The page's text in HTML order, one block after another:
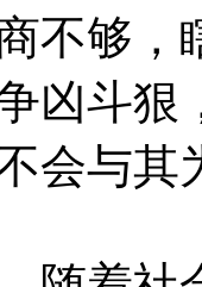
不够，
凶斗狠
会与其